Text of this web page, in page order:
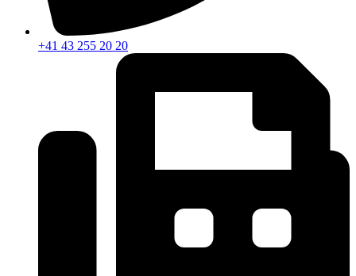
+41 43 255 20 20